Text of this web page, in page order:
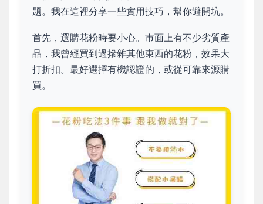
題。我在這裡分享一些實用技巧，幫你避開坑。
首先，選購花粉時要小心。市面上有不少劣質產
品，我曾經買到過摻雜其他東西的花粉，效果大
打折扣。最好選擇有機認證的，或從可靠來源購
買。